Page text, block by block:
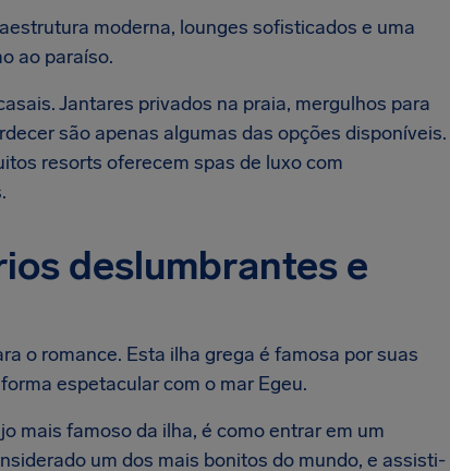
moderna, lounges sofisticados e uma
ao paraíso.
Jantares privados na praia, mergulhos para
são apenas algumas das opções disponíveis.
resorts oferecem spas de luxo com
deslumbrantes e
o romance. Esta ilha grega é famosa por suas
espetacular com o mar Egeu.
mais famoso da ilha, é como entrar em um
um dos mais bonitos do mundo, e assisti-